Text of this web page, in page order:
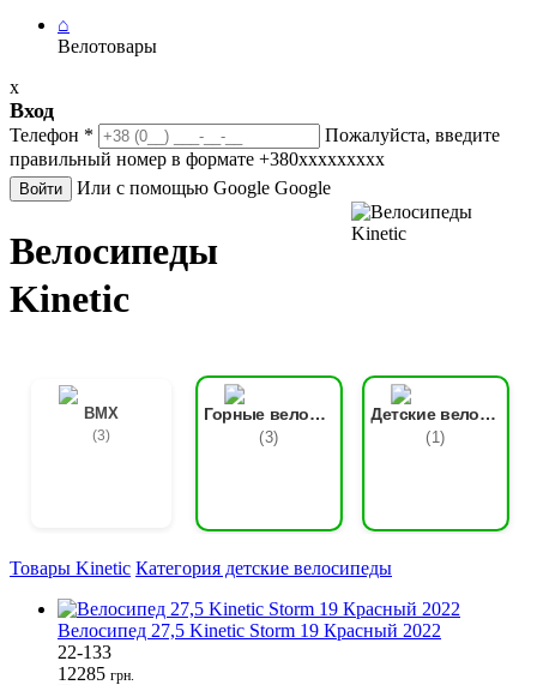
⌂
Велотовары
x
Вход
Телефон *
Пожалуйста, введите
правильный номер в формате +380ххххххххх
Войти Или с помощью Google Google
Велосипеды
Kinetic
BMX
(3)
Горные велосипеды
(3)
Детские велосипеды
(1)
Товары Kinetic Категория детские велосипеды
Велосипед 27,5 Kinetic Storm 19 Красный 2022
22-133
12285 грн.